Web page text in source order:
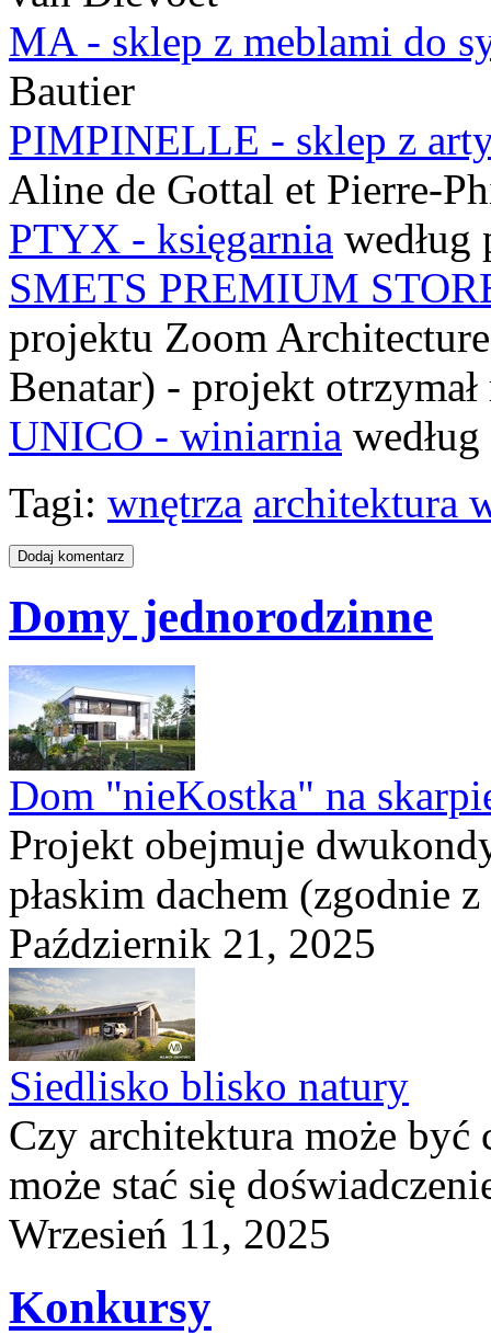
MA - sklep z meblami do
Bautier
PIMPINELLE - sklep z
Aline de Gottal et Pierre-
PTYX - księgarnia według
SMETS PREMIUM
projektu Zoom
Benatar) - projekt
UNICO - winiarnia
Tagi: wnętrza architektura
Domy jednorodzinne
Dom "nieKostka" na
Projekt obejmuje
płaskim dachem (zgodnie
Październik 21, 2025
Siedlisko blisko natury
Czy architektura może
może stać się
Wrzesień 11, 2025
Konkursy